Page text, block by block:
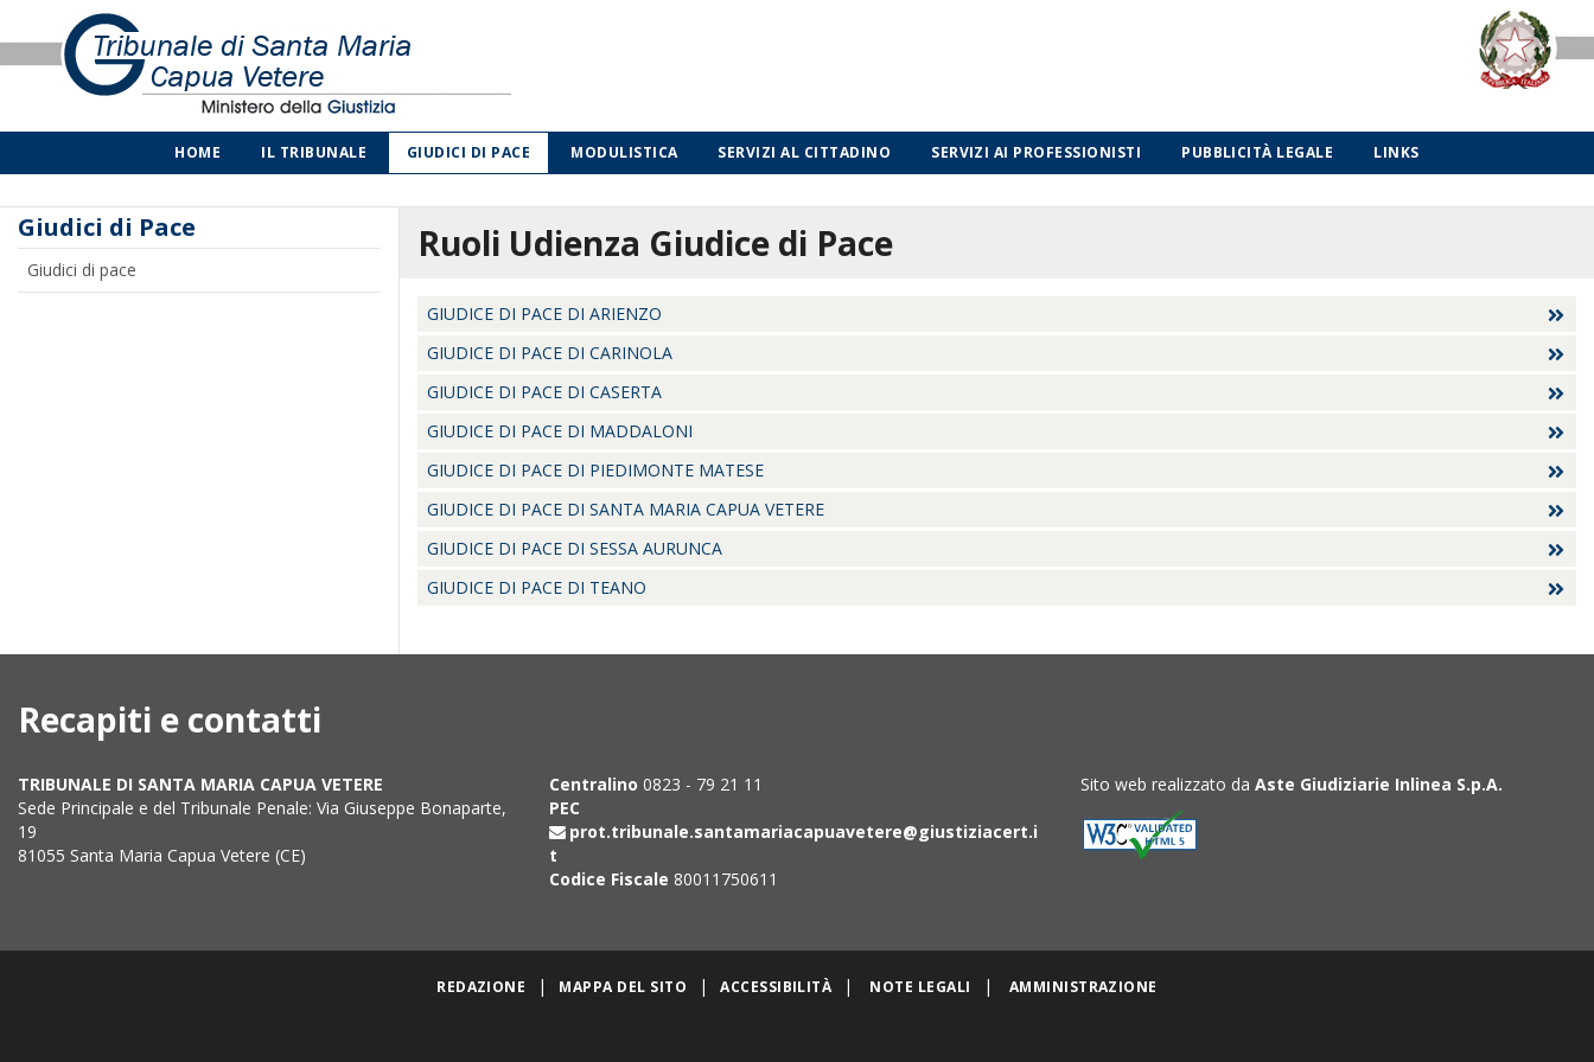
HOME IL TRIBUNALE GIUDICI DI PACE MODULISTICA SERVIZI AL CITTADINO SERVIZI AI PROFESSIONISTI PUBBLICITÀ LEGALE LINKS
Giudici di Pace
Giudici di pace
Ruoli Udienza Giudice di Pace
GIUDICE DI PACE DI ARIENZO
GIUDICE DI PACE DI CARINOLA
GIUDICE DI PACE DI CASERTA
GIUDICE DI PACE DI MADDALONI
GIUDICE DI PACE DI PIEDIMONTE MATESE
GIUDICE DI PACE DI SANTA MARIA CAPUA VETERE
GIUDICE DI PACE DI SESSA AURUNCA
GIUDICE DI PACE DI TEANO
Recapiti e contatti
TRIBUNALE DI SANTA MARIA CAPUA VETERE
Sede Principale e del Tribunale Penale: Via Giuseppe Bonaparte,
19
81055 Santa Maria Capua Vetere (CE)
Centralino 0823 - 79 21 11
PEC
prot.tribunale.santamariacapuavetere@giustiziacert.i
t
Codice Fiscale 80011750611
Sito web realizzato da Aste Giudiziarie Inlinea S.p.A.
REDAZIONE | MAPPA DEL SITO | ACCESSIBILITÀ | NOTE LEGALI | AMMINISTRAZIONE